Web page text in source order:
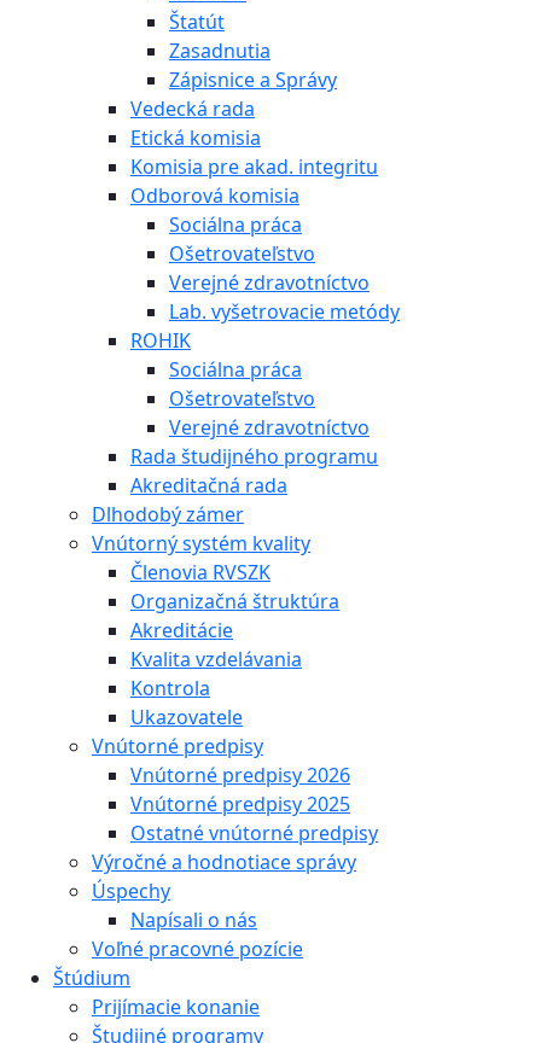
Štatút
Zasadnutia
Zápisnice a Správy
Vedecká rada
Etická komisia
Komisia pre akad. integritu
Odborová komisia
Sociálna práca
Ošetrovateľstvo
Verejné zdravotníctvo
Lab. vyšetrovacie metódy
ROHIK
Sociálna práca
Ošetrovateľstvo
Verejné zdravotníctvo
Rada študijného programu
Akreditačná rada
Dlhodobý zámer
Vnútorný systém kvality
Členovia RVSZK
Organizačná štruktúra
Akreditácie
Kvalita vzdelávania
Kontrola
Ukazovatele
Vnútorné predpisy
Vnútorné predpisy 2026
Vnútorné predpisy 2025
Ostatné vnútorné predpisy
Výročné a hodnotiace správy
Úspechy
Napísali o nás
Voľné pracovné pozície
Štúdium
Prijímacie konanie
Študijné programy